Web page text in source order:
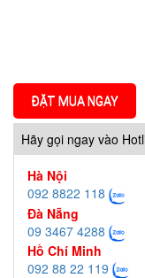
ĐẶT MUA NGAY
Hãy gọi ngay vào
Hà Nội
092 8822 118
Đà Nẵng
09 3467 4288
Hồ Chí Minh
092 88 22 119